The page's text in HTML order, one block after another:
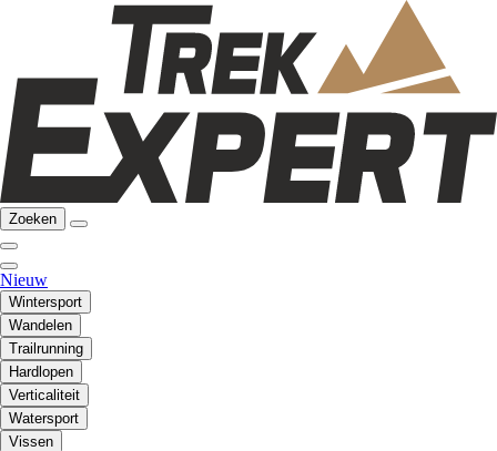
Zoeken
Nieuw
Wintersport
Wandelen
Trailrunning
Hardlopen
Verticaliteit
Watersport
Vissen